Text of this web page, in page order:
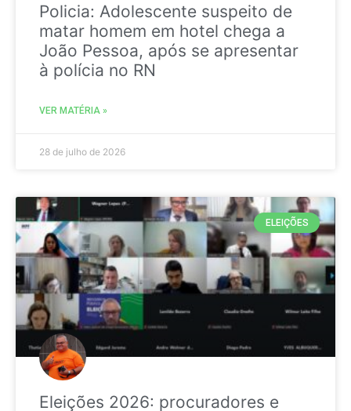
Policia: Adolescente suspeito de
matar homem em hotel chega a
João Pessoa, após se apresentar
à polícia no RN
VER MATÉRIA »
28 de julho de 2026
ELEIÇÕES
Eleições 2026: procuradores e